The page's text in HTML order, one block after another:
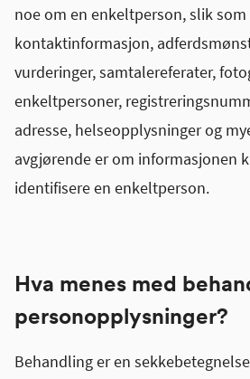
noe om en enkeltperson, slik som
kontaktinformasjon,
vurderinger, samtalereferater,
enkeltpersoner,
adresse, helseopplysninger og
avgjørende er om informasjonen
identifisere en enkeltperson.
Hva menes med
personopplysninger?
Behandling er en